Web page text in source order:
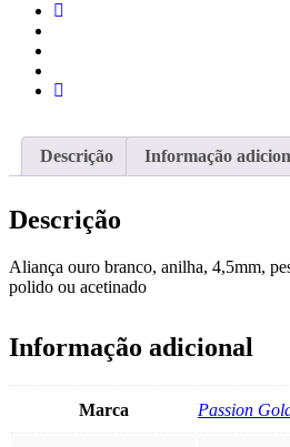
Descrição Informação
Descrição
Aliança ouro branco, anilha, 4,5mm,
polido ou acetinado
Informação adicional
Marca Passion